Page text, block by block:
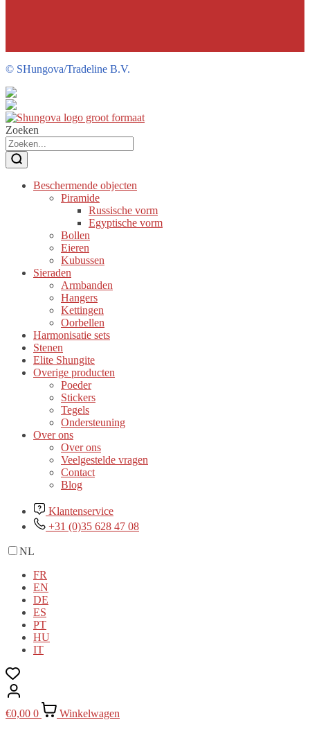
© SHungova/Tradeline B.V.
Zoeken
Beschermende objecten
Piramide
Russische vorm
Egyptische vorm
Bollen
Eieren
Kubussen
Sieraden
Armbanden
Hangers
Kettingen
Oorbellen
Harmonisatie sets
Stenen
Elite Shungite
Overige producten
Poeder
Stickers
Tegels
Ondersteuning
Over ons
Over ons
Veelgestelde vragen
Contact
Blog
Klantenservice
+31 (0)35 628 47 08
NL
FR
EN
DE
ES
PT
HU
IT
€0,00 0 Winkelwagen